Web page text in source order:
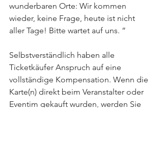
wunderbaren Orte: Wir kommen
wieder, keine Frage, heute ist nicht
aller Tage! Bitte wartet auf uns. ”
Selbstverständlich haben alle
Ticketkäufer Anspruch auf eine
vollständige Kompensation. Wenn die
Karte(n) direkt beim Veranstalter oder
Eventim gekauft wurden, werden Sie